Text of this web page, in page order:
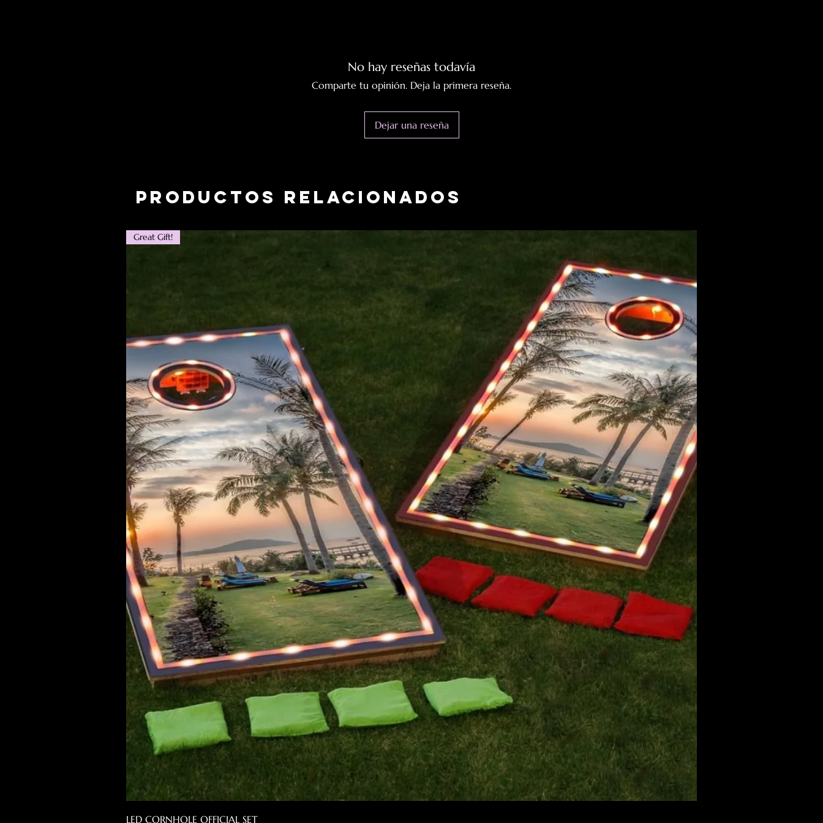
No hay reseñas todavía
Comparte tu opinión. Deja la primera reseña.
Dejar una reseña
Productos relacionados
Great Gift!
LED CORNHOLE OFFICIAL SET